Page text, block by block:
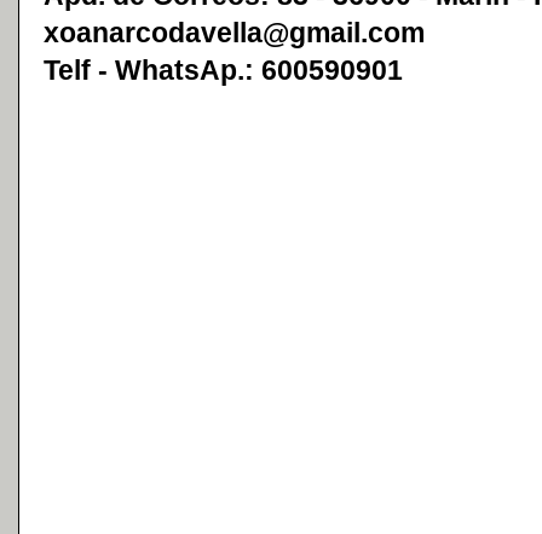
xoanarcodavella@gmail.com
Telf - WhatsAp.: 600590901